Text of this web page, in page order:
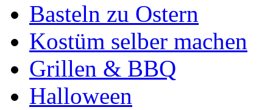
Basteln zu Ostern
Kostüm selber machen
Grillen & BBQ
Halloween